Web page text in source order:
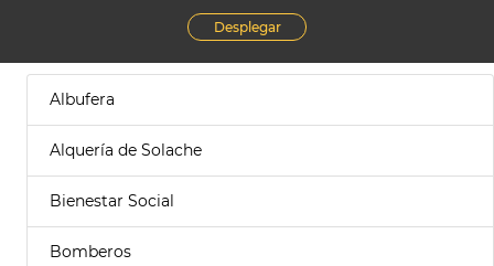
Desplegar
Albufera
Alquería de Solache
Bienestar Social
Bomberos